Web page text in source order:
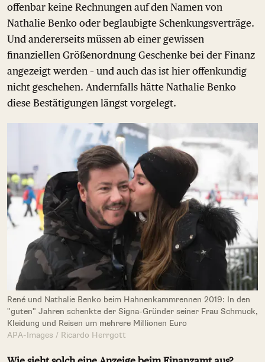
offenbar keine Rechnungen auf den Namen von
Nathalie Benko oder beglaubigte Schenkungsverträge.
Und andererseits müssen ab einer gewissen
finanziellen Größenordnung Geschenke bei der Finanz
angezeigt werden – und auch das ist hier offenkundig
nicht geschehen. Andernfalls hätte Nathalie Benko
diese Bestätigungen längst vorgelegt.
René und Nathalie Benko beim Hahnenkammrennen 2019: In den
"guten" Jahren schenkte der Signa-Gründer seiner Frau Schmuck,
Kleidung und Reisen um mehrere Millionen Euro
APA-Images / Ricardo Herrgott